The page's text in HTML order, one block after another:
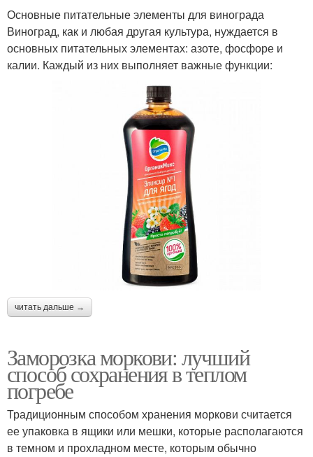
Основные питательные элементы для винограда
Виноград, как и любая другая культура, нуждается в
основных питательных элементах: азоте, фосфоре и
калии. Каждый из них выполняет важные функции:
читать дальше →
Заморозка моркови: лучший
способ сохранения в теплом
погребе
Традиционным способом хранения моркови считается
ее упаковка в ящики или мешки, которые располагаются
в темном и прохладном месте, которым обычно